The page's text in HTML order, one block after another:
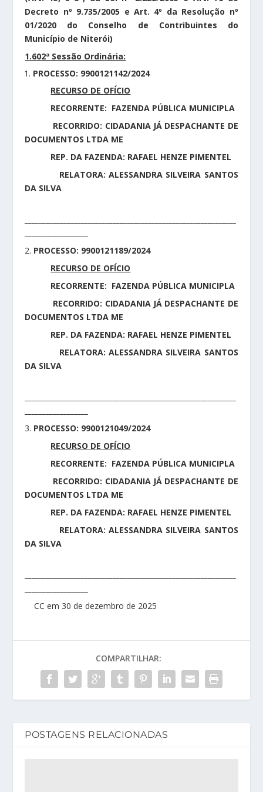
Decreto nº 9.735/2005 e Art. 4º da Resolução nº
01/2020 do Conselho de Contribuintes do
Município de Niterói)
1.602ª Sessão Ordinária:
PROCESSO: 9900121142/2024
RECURSO DE OFÍCIO
RECORRENTE: FAZENDA PÚBLICA MUNICIPLA
RECORRIDO: CIDADANIA JÁ DESPACHANTE DE
DOCUMENTOS LTDA ME
REP. DA FAZENDA: RAFAEL HENZE PIMENTEL
RELATORA: ALESSANDRA SILVEIRA SANTOS
DA SILVA
2. PROCESSO: 9900121189/2024
RECURSO DE OFÍCIO
RECORRENTE: FAZENDA PÚBLICA MUNICIPLA
RECORRIDO: CIDADANIA JÁ DESPACHANTE DE
DOCUMENTOS LTDA ME
REP. DA FAZENDA: RAFAEL HENZE PIMENTEL
RELATORA: ALESSANDRA SILVEIRA SANTOS
DA SILVA
3. PROCESSO: 9900121049/2024
RECURSO DE OFÍCIO
RECORRENTE: FAZENDA PÚBLICA MUNICIPLA
RECORRIDO: CIDADANIA JÁ DESPACHANTE DE
DOCUMENTOS LTDA ME
REP. DA FAZENDA: RAFAEL HENZE PIMENTEL
RELATORA: ALESSANDRA SILVEIRA SANTOS
DA SILVA
CC em 30 de dezembro de 2025
COMPARTILHAR:
POSTAGENS RELACIONADAS